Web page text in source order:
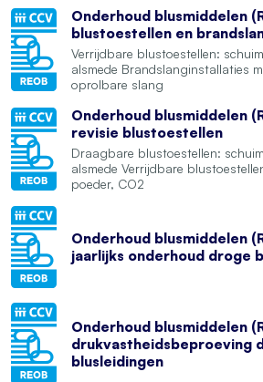
Onderhoud blusmiddelen
blustoestellen en
Verrijdbare blustoestellen:
alsmede Brandslanginstallaties
oprolbare slang
Onderhoud blusmiddelen
revisie blustoestellen
Draagbare blustoestellen:
alsmede Verrijdbare
poeder, CO2
Onderhoud blusmiddelen
jaarlijks onderhoud droge
Onderhoud blusmiddelen
drukvastheidsbeproeving
blusleidingen